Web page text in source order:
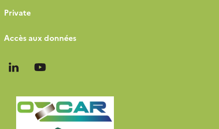
Private
Accès aux données